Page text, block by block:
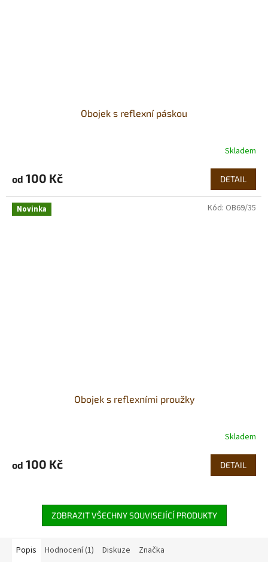
Obojek s reflexní páskou
Skladem
od 100 Kč DETAIL
Novinka
Obojek s reflexními proužky
Skladem
od 100 Kč DETAIL
Kód: OB69/35
ZOBRAZIT VŠECHNY SOUVISEJÍCÍ PRODUKTY
Popis Hodnocení (1) Diskuze Značka